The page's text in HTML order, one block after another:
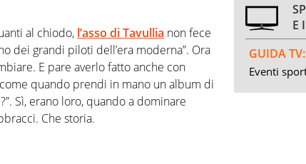
al chiodo, l’asso di Tavullia non fece
dei grandi piloti dell’era moderna”. Ora
E pare averlo fatto anche con
quando prendi in mano un album di
Sì, erano loro, quando a dominare
Che storia.
E
GUIDA TV:
Eventi